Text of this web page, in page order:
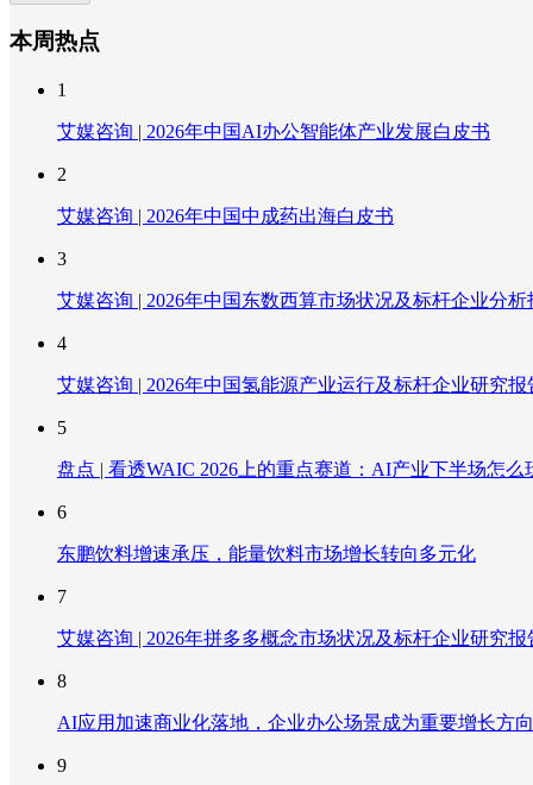
本周热点
1
艾媒咨询 | 2026年中国AI办公智能体产业发展白皮书
2
艾媒咨询 | 2026年中国中成药出海白皮书
3
艾媒咨询 | 2026年中国东数西算市场状况及标杆企业分析
4
艾媒咨询 | 2026年中国氢能源产业运行及标杆企业研究报
5
盘点 | 看透WAIC 2026上的重点赛道：AI产业下半场怎么
6
东鹏饮料增速承压，能量饮料市场增长转向多元化
7
艾媒咨询 | 2026年拼多多概念市场状况及标杆企业研究报
8
AI应用加速商业化落地，企业办公场景成为重要增长方向
9